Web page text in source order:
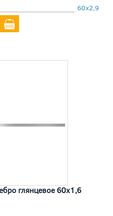
60x2,9
глянцевое 60x1,6